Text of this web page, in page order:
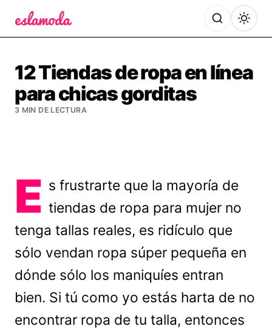
12 Tiendas de ropa en línea
para chicas gorditas
3 MIN DE LECTURA
E s frustrarte que la mayoría de
tiendas de ropa para mujer no
tenga tallas reales, es ridículo que
sólo vendan ropa súper pequeña en
dónde sólo los maniquíes entran
bien. Si tú como yo estás harta de no
encontrar ropa de tu talla, entonces